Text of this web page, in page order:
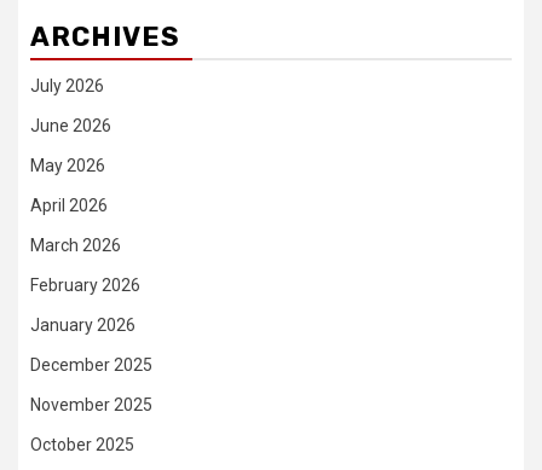
ARCHIVES
July 2026
June 2026
May 2026
April 2026
March 2026
February 2026
January 2026
December 2025
November 2025
October 2025